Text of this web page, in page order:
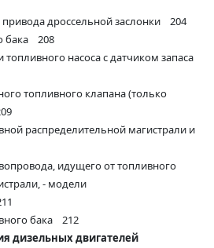
дроссельной заслонки 204
бака 208
топливного насоса с датчиком запаса
топливного клапана (только
распределительной магистрали и
идущего от топливного
- модели
бака 212
дизельных двигателей